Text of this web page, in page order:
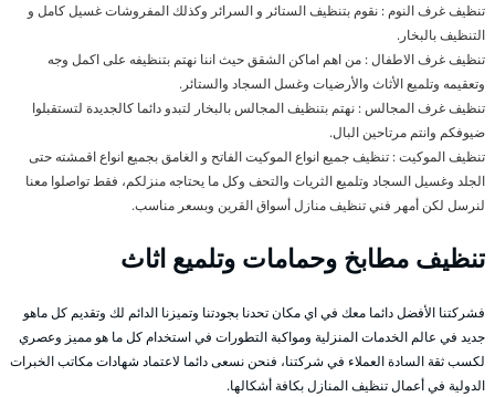
تنظيف غرف النوم : نقوم بتنظيف الستائر و السرائر وكذلك المفروشات غسيل كامل و
التنظيف بالبخار.
تنظيف غرف الاطفال : من اهم اماكن الشقق حيث اننا نهتم بتنظيفه على اكمل وجه
وتعقيمه وتلميع الأثاث والأرضيات وغسل السجاد والستائر.
تنظيف غرف المجالس : نهتم بتنظيف المجالس بالبخار لتبدو دائما كالجديدة لتستقبلوا
ضيوفكم وانتم مرتاحين البال.
تنظيف الموكيت : تنظيف جميع انواع الموكيت الفاتح و الغامق بجميع انواع اقمشته حتى
الجلد وغسيل السجاد وتلميع الثريات والتحف وكل ما يحتاجه منزلكم، فقط تواصلوا معنا
لنرسل لكن أمهر فني تنظيف منازل أسواق القرين وبسعر مناسب.
تنظيف مطابخ وحمامات وتلميع اثاث
فشركتنا الأفضل دائما معك في اي مكان تحدنا بجودتنا وتميزنا الدائم لك وتقديم كل ماهو
جديد في عالم الخدمات المنزلية ومواكبة التطورات في استخدام كل ما هو مميز وعصري
لكسب ثقة السادة العملاء في شركتنا، فنحن نسعى دائما لاعتماد شهادات مكاتب الخبرات
الدولية في أعمال تنظيف المنازل بكافة أشكالها.